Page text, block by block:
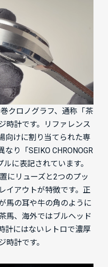
クロノグラフ、通称「茶
時計です。リファレンス
向けに割り当てられた専
り「SEIKO CHRONOGR
に表記されています。
にリューズと2つのプッ
イアウトが特徴です。正
馬の耳や牛の角のように
馬、海外ではブルヘッド
計にはないレトロで濃厚
時計です。